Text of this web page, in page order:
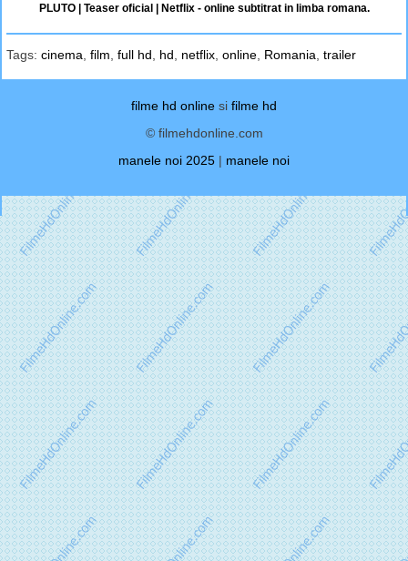
PLUTO | Teaser oficial | Netflix - online subtitrat in limba romana.
Tags: cinema film full hd hd netflix online Romania trailer
filme hd online si filme hd
© filmehdonline.com
manele noi 2025 | manele noi